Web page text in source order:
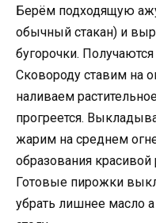
Берём подходящую
обычный стакан) и
бугорочки.
Сковороду ставим на
наливаем
прогреется.
жарим на среднем
образования
Готовые пирожки
убрать лишнее масло